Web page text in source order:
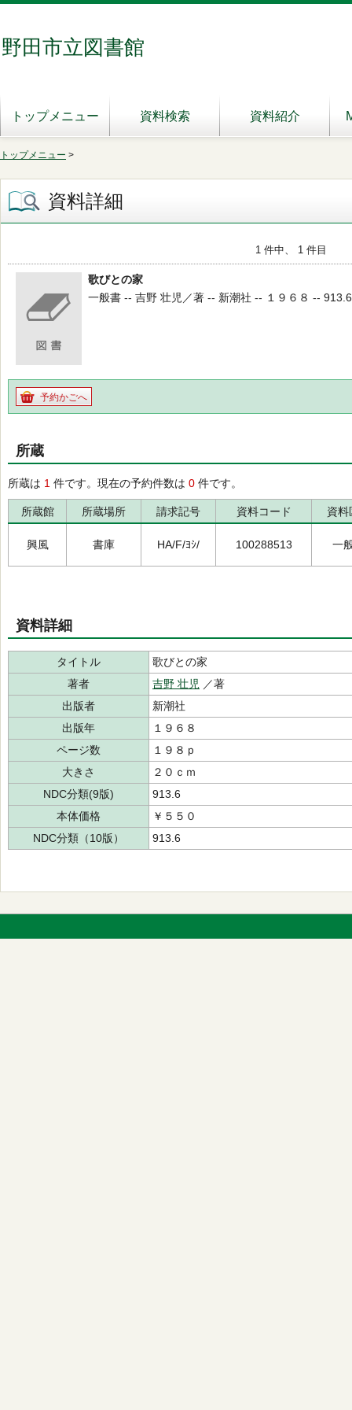
野田市立図書館
トップメニュー 資料検索 資料紹介
トップメニュー >
資料詳細
1 件中、 1 件目
歌びとの家
一般書 -- 吉野 壮児／著 -- 新潮社 -- １９６８ -- 913.6
予約かごへ
所蔵
所蔵は 1 件です。現在の予約件数は 0 件です。
所蔵館 所蔵場所 請求記号 資料コード 資料
興風 書庫 HA/F/ﾖｼ/ 100288513 一
資料詳細
タイトル
歌びとの家
著者
吉野 壮児 ／著
出版者
新潮社
出版年
１９６８
ページ数
１９８ｐ
大きさ
２０ｃｍ
NDC分類(9版)
913.6
本体価格
￥５５０
NDC分類（10版）
913.6